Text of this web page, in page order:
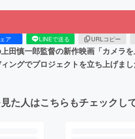
ア LINEで送る URLコピー
田慎一郎監督の新作映画「カメラ
ングでプロジェクトを立ち上げまし
た人はこちらもチェックし